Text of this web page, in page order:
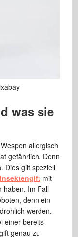
was sie
allergisch
gefährlich. Denn
Dies gilt speziell
mit
haben. Im Fall
denn ein
werden.
einer bereits
genau zu